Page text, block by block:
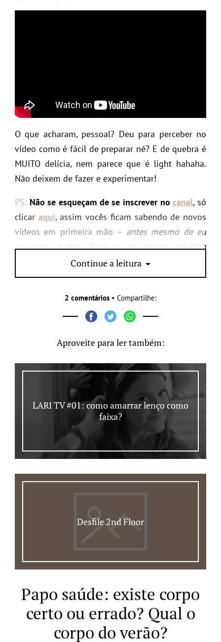
O que acharam, pessoal? Deu para perceber no
vídeo como é fácil de preparar né? E de quebra é
MUITO delícia, nem parece que é light hahaha.
Não deixem de fazer e experimentar!
PS: Não se esqueçam de se inscrever nocanal, só
clicar aqui, assim vocês ficam sabendo de novos
vídeos em primeira mão – antes mesmo de eu
anunciar no Insta, Snap ou aqui mesmo no blog
Continue a leitura
2 comentários • Compartilhe:
Aproveite para ler também:
LARI TV #01: como amarrar lenço como
faixa?
Desfile 2nd Floor
Papo saúde: existe corpo
certo ou errado? Qual o
corpo do verão?